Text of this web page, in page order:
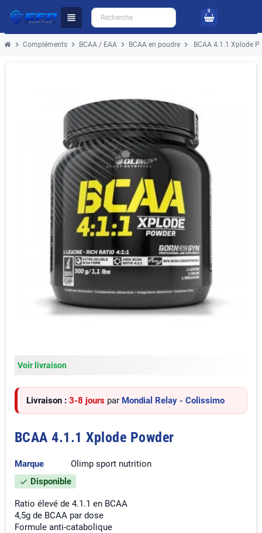
view_headline
0
chevron_right Compléments chevron_right BCAA / EAA chevron_right BCAA en poudre chevron_right BCAA 4.1.1 Xplode
Voir livraison
Livraison : 3-8 jours par Mondial Relay - Colissimo
BCAA 4.1.1 Xplode Powder
Marque Olimp sport nutrition
check Disponible
Ratio élevé de 4.1.1 en BCAA
4,5g de BCAA par dose
Formule anti-catabolique